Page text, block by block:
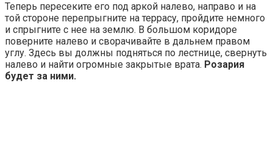
Теперь пересеките его под аркой налево, направо и на
той стороне перепрыгните на террасу, пройдите немного
и спрыгните с нее на землю. В большом коридоре
поверните налево и сворачивайте в дальнем правом
углу. Здесь вы должны подняться по лестнице, свернуть
налево и найти огромные закрытые врата. Розария
будет за ними.